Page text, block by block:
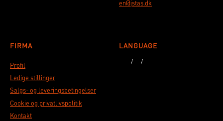
en@jstas.dk
FIRMA
Profil
Ledige stillinger
Salgs- og leveringsbetingelser
Cookie og privatlivspolitik
Kontakt
LANGUAGE